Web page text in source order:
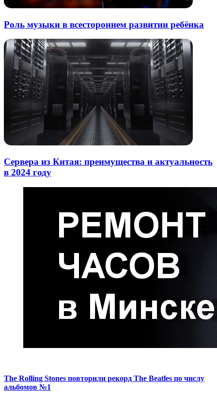
Роль музыки в всестороннем развитии ребёнка
Сервера из Китая: преимущества и актуальность
в 2024 году
The Rolling Stones повторили рекорд The Beatles по числу
альбомов №1